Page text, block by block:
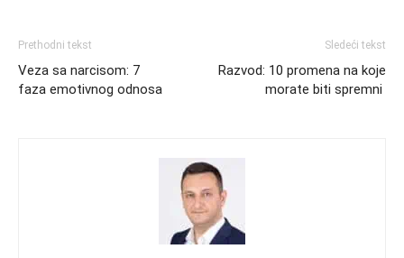
Prethodni tekst
Veza sa narcisom: 7
faza emotivnog odnosa
Sledeći tekst
Razvod: 10 promena na koje
morate biti spremni